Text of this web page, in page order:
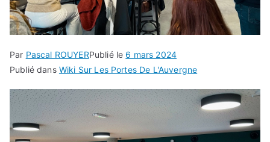
Par Pascal ROUYERPublié le 6 mars 2024
Publié dans Wiki Sur Les Portes De L'Auvergne